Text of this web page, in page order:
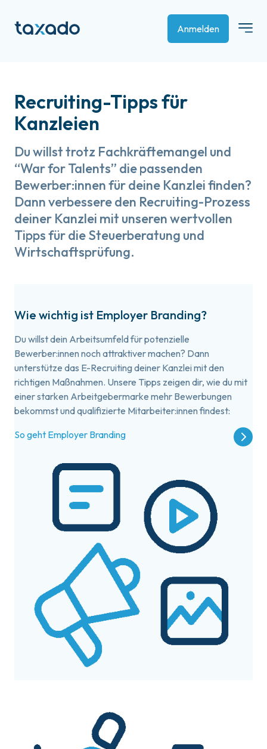
Anmelden
Recruiting-Tipps für
Kanzleien
Du willst trotz Fachkräftemangel und
“War for Talents” die passenden
Bewerber:innen für deine Kanzlei finden?
Dann verbessere den Recruiting-Prozess
deiner Kanzlei mit unseren wertvollen
Tipps für die Steuerberatung und
Wirtschaftsprüfung.
Wie wichtig ist Employer Branding?
Du willst dein Arbeitsumfeld für potenzielle
Bewerber:innen noch attraktiver machen? Dann
unterstütze das E-Recruiting deiner Kanzlei mit den
richtigen Maßnahmen. Unsere Tipps zeigen dir, wie du mit
einer starken Arbeitgebermarke mehr Bewerbungen
bekommst und qualifizierte Mitarbeiter:innen findest:
So geht Employer Branding